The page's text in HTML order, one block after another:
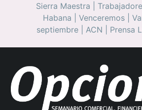
Sierra Maestra
Habana
Venceremos|
septiembre| ACN Prensa